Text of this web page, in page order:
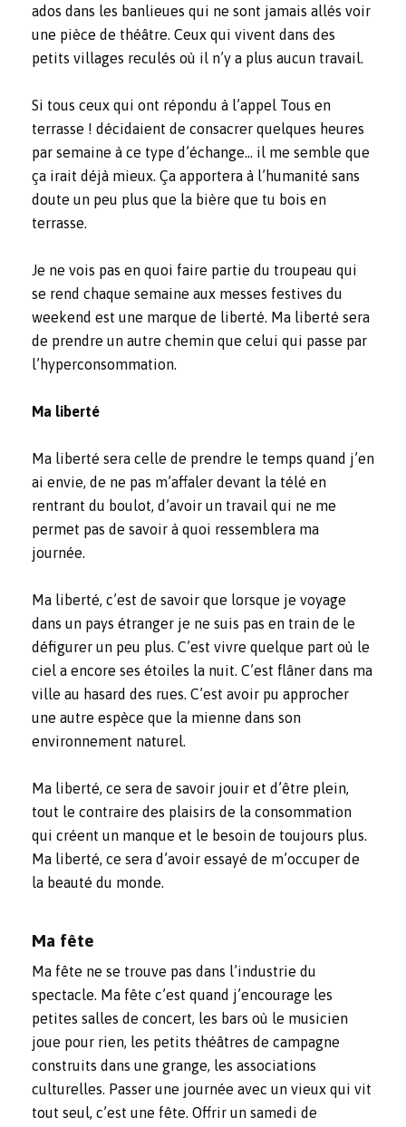
ados dans les banlieues qui ne sont jamais allés voir
une pièce de théâtre. Ceux qui vivent dans des
petits villages reculés où il n’y a plus aucun travail.
Si tous ceux qui ont répondu à l’appel Tous en
terrasse ! décidaient de consacrer quelques heures
par semaine à ce type d’échange… il me semble que
ça irait déjà mieux. Ça apportera à l’humanité sans
doute un peu plus que la bière que tu bois en
terrasse.
Je ne vois pas en quoi faire partie du troupeau qui
se rend chaque semaine aux messes festives du
weekend est une marque de liberté. Ma liberté sera
de prendre un autre chemin que celui qui passe par
l’hyperconsommation.
Ma liberté
Ma liberté sera celle de prendre le temps quand j’en
ai envie, de ne pas m’affaler devant la télé en
rentrant du boulot, d’avoir un travail qui ne me
permet pas de savoir à quoi ressemblera ma
journée.
Ma liberté, c’est de savoir que lorsque je voyage
dans un pays étranger je ne suis pas en train de le
défigurer un peu plus. C’est vivre quelque part où le
ciel a encore ses étoiles la nuit. C’est flâner dans ma
ville au hasard des rues. C’est avoir pu approcher
une autre espèce que la mienne dans son
environnement naturel.
Ma liberté, ce sera de savoir jouir et d’être plein,
tout le contraire des plaisirs de la consommation
qui créent un manque et le besoin de toujours plus.
Ma liberté, ce sera d’avoir essayé de m’occuper de
la beauté du monde.
Ma fête
Ma fête ne se trouve pas dans l’industrie du
spectacle. Ma fête c’est quand j’encourage les
petites salles de concert, les bars où le musicien
joue pour rien, les petits théâtres de campagne
construits dans une grange, les associations
culturelles. Passer une journée avec un vieux qui vit
tout seul, c’est une fête. Offrir un samedi de